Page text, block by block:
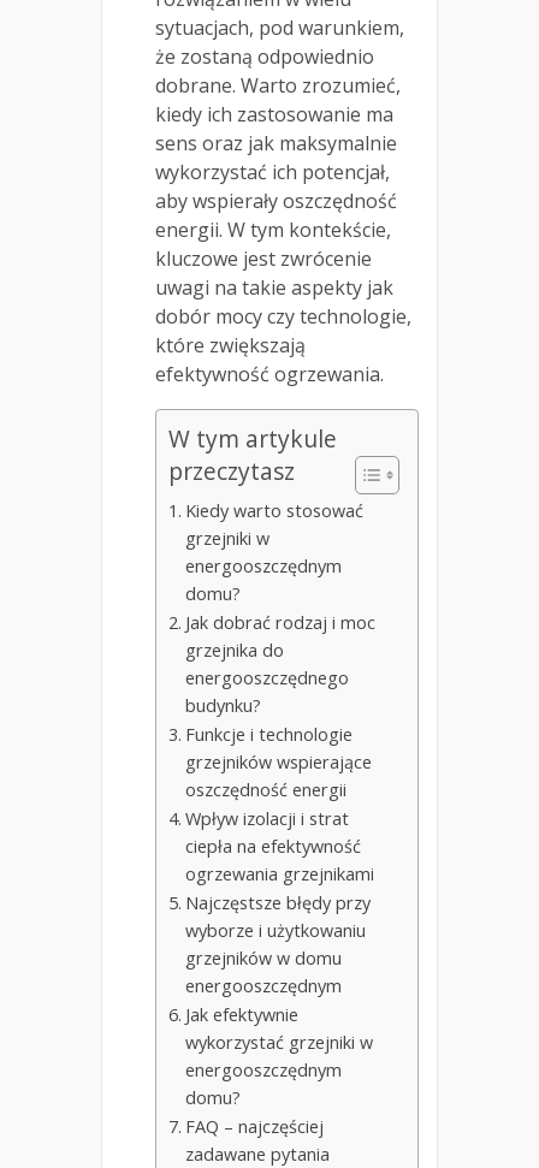
sytuacjach, pod warunkiem,
że zostaną odpowiednio
dobrane. Warto zrozumieć,
kiedy ich zastosowanie ma
sens oraz jak maksymalnie
wykorzystać ich potencjał,
aby wspierały oszczędność
energii. W tym kontekście,
kluczowe jest zwrócenie
uwagi na takie aspekty jak
dobór mocy czy technologie,
które zwiększają
efektywność ogrzewania.
W tym artykule
przeczytasz
Kiedy warto stosować
grzejniki w
energooszczędnym
domu?
Jak dobrać rodzaj i moc
grzejnika do
energooszczędnego
budynku?
Funkcje i technologie
grzejników wspierające
oszczędność energii
Wpływ izolacji i strat
ciepła na efektywność
ogrzewania grzejnikami
Najczęstsze błędy przy
wyborze i użytkowaniu
grzejników w domu
energooszczędnym
Jak efektywnie
wykorzystać grzejniki w
energooszczędnym
domu?
FAQ – najczęściej
zadawane pytania